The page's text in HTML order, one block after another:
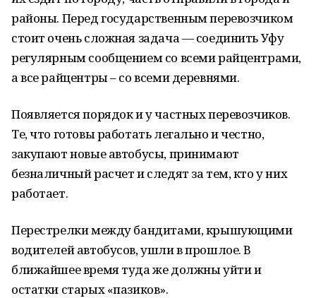
районы. Перед государственным перевозчиком
стоит очень сложная задача — соединить Уфу
регулярным сообщением со всеми райцентрами,
а все райцентры – со всеми деревнями.
Появляется порядок и у частных перевозчиков.
Те, что готовы работать легально и честно,
закупают новые автобусы, принимают
безналичный расчет и следят за тем, кто у них
работает.
Перестрелки между бандитами, крышующими
водителей автобусов, ушли в прошлое. В
ближайшее время туда же должны уйти и
остатки старых «пазиков».